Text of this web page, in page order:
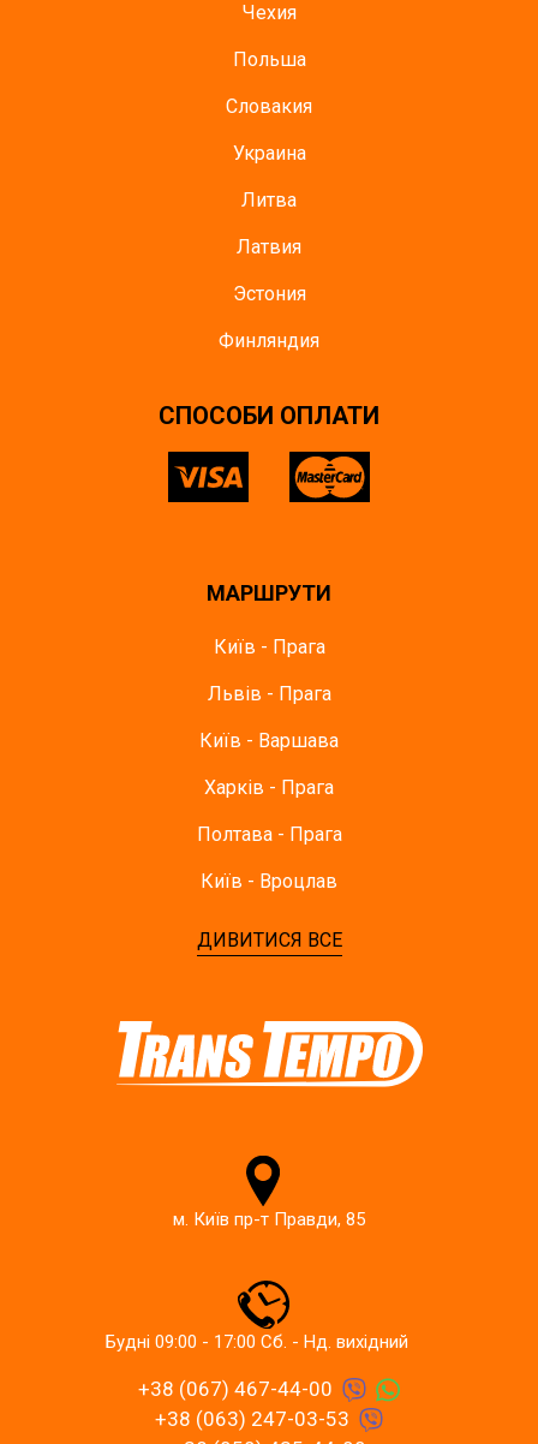
Чехия
Польша
Словакия
Украина
Литва
Латвия
Эстония
Финляндия
СПОСОБИ ОПЛАТИ
МАРШРУТИ
Київ - Прага
Львів - Прага
Київ - Варшава
Харків - Прага
Полтава - Прага
Київ - Вроцлав
ДИВИТИСЯ ВСЕ
м. Київ пр-т Правди, 85
Будні 09:00 - 17:00 Сб. - Нд. вихідний
+38 (067) 467-44-00
+38 (063) 247-03-53